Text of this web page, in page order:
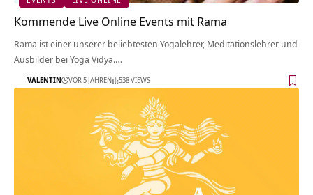
Kommende Live Online Events mit Rama
Rama ist einer unserer beliebtesten Yogalehrer, Meditationslehrer und
Ausbilder bei Yoga Vidya.…
VALENTIN VOR 5 JAHREN 538 VIEWS